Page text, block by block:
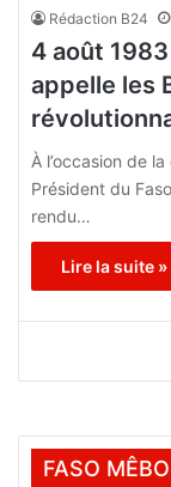
Rédaction B24
4 août
appelle les
À l’occasion de
Président du
rendu…
Lire la suite »
FASO MÊBO